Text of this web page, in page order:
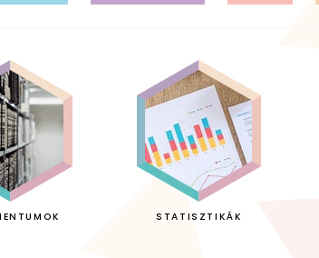
STATISZTIKÁK